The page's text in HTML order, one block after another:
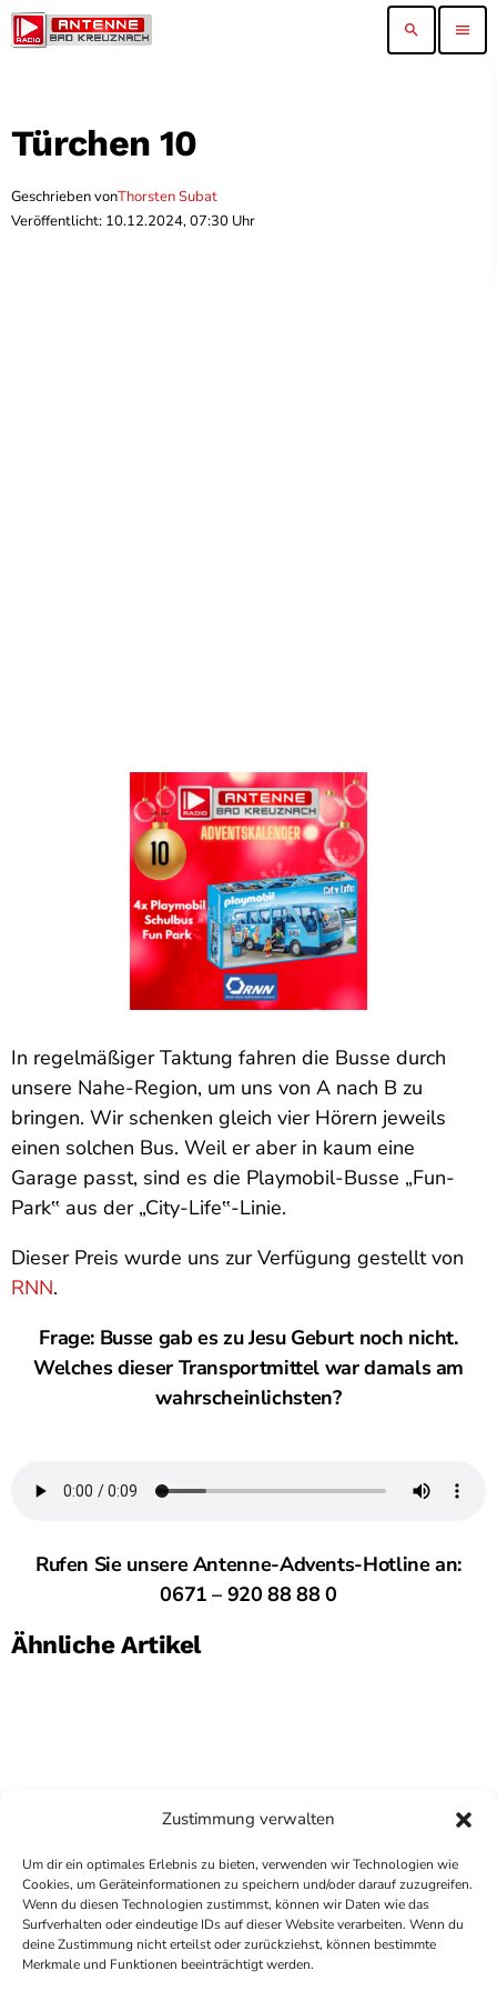
Zustimmung verwalten
Um dir ein optimales Erlebnis zu bieten, verwenden wir Technologien wie
Cookies, um Geräteinformationen zu speichern und/oder darauf zuzugreifen.
Wenn du diesen Technologien zustimmst, können wir Daten wie das
Surfverhalten oder eindeutige IDs auf dieser Website verarbeiten. Wenn du
deine Zustimmung nicht erteilst oder zurückziehst, können bestimmte
Merkmale und Funktionen beeinträchtigt werden.
search menu
Türchen 10
Geschrieben vonThorsten Subat
Veröffentlicht: 10.12.2024, 07:30 Uhr
In regelmäßiger Taktung fahren die Busse durch
unsere Nahe-Region, um uns von A nach B zu
bringen. Wir schenken gleich vier Hörern jeweils
einen solchen Bus. Weil er aber in kaum eine
Garage passt, sind es die Playmobil-Busse „Fun-
Park‟ aus der „City-Life‟-Linie.
Dieser Preis wurde uns zur Verfügung gestellt von
RNN.
Frage: Busse gab es zu Jesu Geburt noch nicht.
Welches dieser Transportmittel war damals am
wahrscheinlichsten?
Rufen Sie unsere Antenne-Advents-Hotline an:
0671 – 920 88 88 0
Ähnliche Artikel
COPYRIGHTANTENNE BAD KREUZNACH